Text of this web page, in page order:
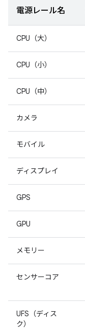
電源レール名
CPU（大）
CPU（小）
CPU（中）
カメラ
モバイル
ディスプレイ
GPS
GPU
メモリー
センサーコア
UFS（ディス
ク）